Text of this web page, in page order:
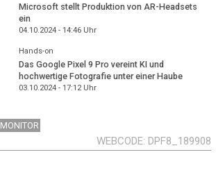
Microsoft stellt Produktion von AR-Headsets
ein
04.10.2024 - 14:46Uhr
Hands-on
Das Google Pixel 9 Pro vereint KI und
hochwertige Fotografie unter einer Haube
03.10.2024 - 17:12Uhr
MONITOR
WEBCODE DPF8_189908